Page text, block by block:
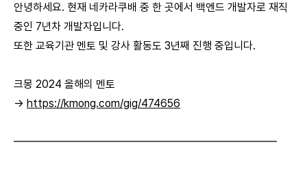
안녕하세요. 현재 네카라쿠배 중 한 곳에서 백엔드 개발자로 재직
중인 7년차 개발자입니다.
또한 교육기관 멘토 및 강사 활동도 3년째 진행 중입니다.
크몽 2024 올해의 멘토
→ https://kmong.com/gig/474656
━━━━━━━━━━━━━━━━━━━━━━━━